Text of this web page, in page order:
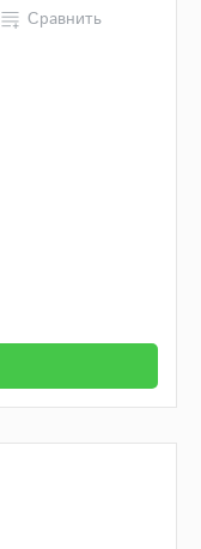
Сравнить